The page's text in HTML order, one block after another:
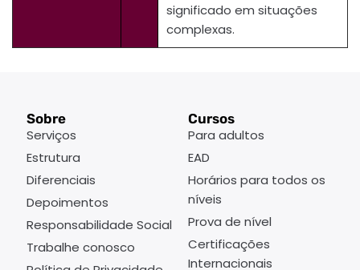
significado em situações
complexas.
Sobre
Serviços
Estrutura
Diferenciais
Depoimentos
Responsabilidade Social
Trabalhe conosco
Cursos
Para adultos
EAD
Horários para todos os
níveis
Prova de nível
Certificações
Internacionais